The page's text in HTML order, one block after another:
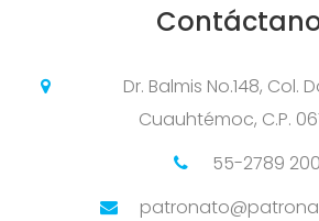
Dr. Balmis No.148, Col.
Cuauhtémoc, C.P.
55-2789